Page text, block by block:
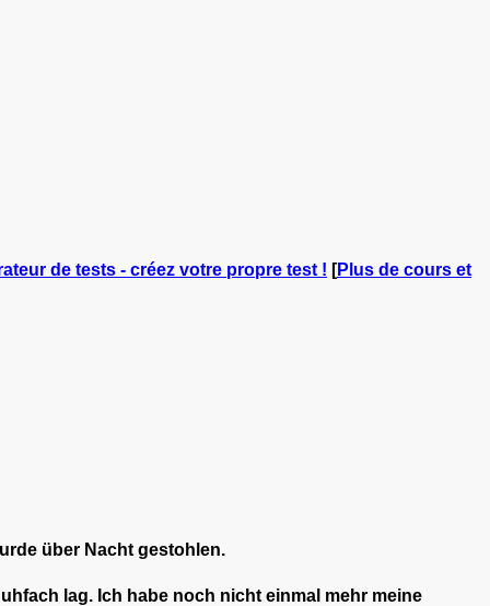
de tests - créez votre propre test ! [Plus de cours et
über Nacht gestohlen.
lag. Ich habe noch nicht einmal mehr meine